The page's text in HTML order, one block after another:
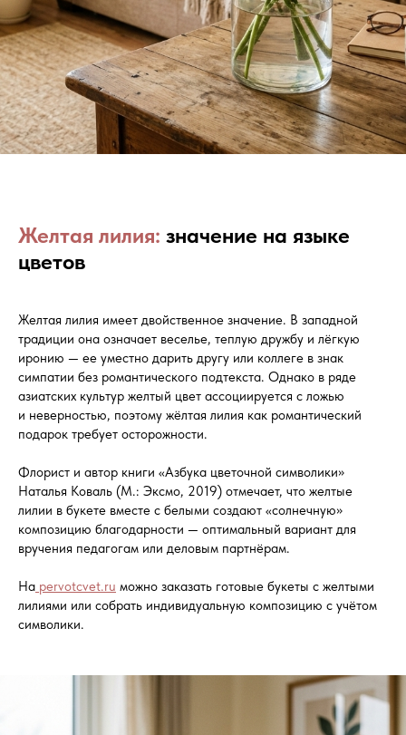
Желтая лилия: значение на языке
цветов
Желтая лилия имеет двойственное значение. В западной
традиции она означает веселье, теплую дружбу и лёгкую
иронию — ее уместно дарить другу или коллеге в знак
симпатии без романтического подтекста. Однако в ряде
азиатских культур желтый цвет ассоциируется с ложью
и неверностью, поэтому жёлтая лилия как романтический
подарок требует осторожности.
Флорист и автор книги «Азбука цветочной символики»
Наталья Коваль (М.: Эксмо, 2019) отмечает, что желтые
лилии в букете вместе с белыми создают «солнечную»
композицию благодарности — оптимальный вариант для
вручения педагогам или деловым партнёрам.
На pervotcvet.ru можно заказать готовые букеты с желтыми
лилиями или собрать индивидуальную композицию с учётом
символики.